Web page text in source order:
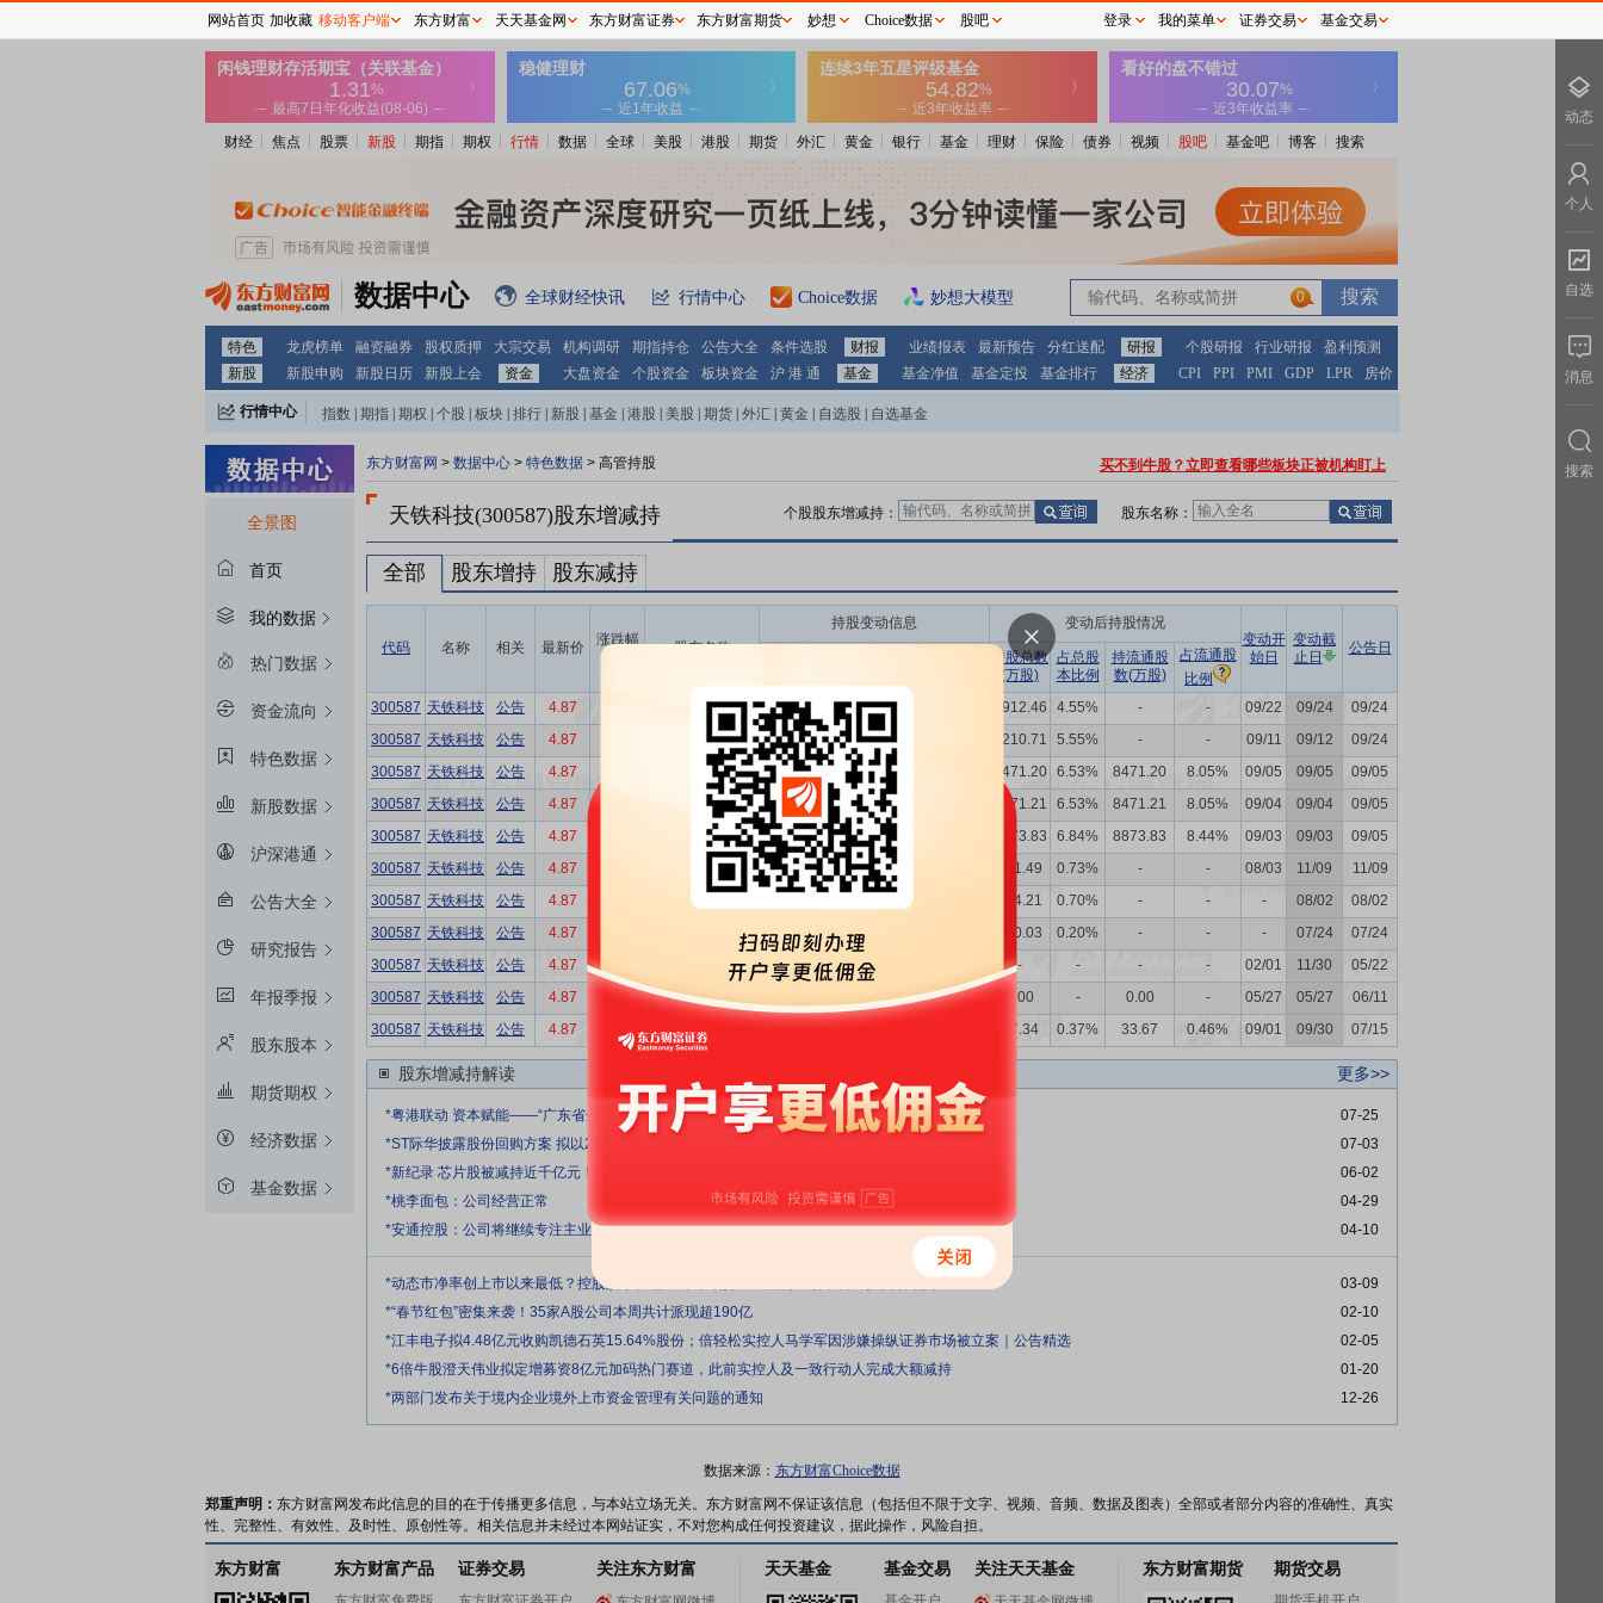
财经 焦点 股票 新股 期指 期权 行情 数据 全球 美股 港股 期货 外汇 黄金 银行 基金 理财 保险 债券 视频 股吧 基金吧 博客 搜索
数据中心 全球财经快讯 行情中心 Choice数据 妙想大模型 0
特色 龙虎榜单 融资融券 股权质押 大宗交易 机构调研 期指持仓 公告大全 条件选股 财报 业绩报表 最新预告 分红送配 研报 个股研报 行业研报
盈利预测
新股
新股申购 新股日历 新股上会 资金 大盘资金 个股资金 板块资金 沪 港 通 基金 基金净值 基金定投 基金排行 经济 CPI PPI PMI GDP LPR 房价
行情中心 指数 期指 期权 个股 板块 排行 新股 基金 港股 美股 期货 外汇 黄金 自选股 自选基金
全景图
首页
我的数据
热门数据
资金流向
特色数据
新股数据
沪深港通
公告大全
研究报告
年报季报
股东股本
期货期权
经济数据
基金数据
东方财富网 > 数据中心 > 特色数据 > 高管持股 买不到牛股？立即查看哪些板块正被机构盯上
天铁科技(300587)股东增减持 股东名称：
个股股东增减持：
全部 股东增持 股东减持
代码 名称 相关 最新价
涨跌幅
股东名称
持股变动信息
变动后持股情况
变动开
始日
变动截
止日
公告日
持股总数
(万股)
占总股
本比例
持流通股
数(万股)
占流通股
比例
300587 天铁科技 公告 4.87 王美雨 减持 1298.25 1.00% 5912.46 4.55% - - 09/22 09/24
09/24
300587 天铁科技 公告 4.87 王美雨 减持 1260.49 0.97% 7210.71 5.55% - - 09/11 09/12
09/24
300587 天铁科技 公告 4.87 王美雨 减持 0.01 0.00% 8471.20 6.53% 8471.20 8.05% 09/05 09/05
09/05
300587 天铁科技 公告 4.87 王美雨 减持 402.62 0.31% 8471.21 6.53% 8471.21 8.05% 09/04 09/04
09/05
300587 天铁科技 公告 4.87 王美雨 减持 933.42 0.72% 8873.83 6.84% 8873.83 8.44% 09/03 09/03
09/05
300587 天铁科技 公告 4.87 核心管理人员(... 增持 37.28 0.03% 791.49 0.73% - - 08/03 11/09
11/09
300587 天铁科技 公告 4.87 核心管理人员(... 0.27% 754.21 0.70% - - - 08/02
08/02
300587 天铁科技 公告 4.87 核心管理人员(8... 增持 79.19 220.03 0.20% - - - 07/24
07/24
300587 天铁科技 公告 4.87 减持 9.72 - - - - 02/01 11/30
05/22
300587 天铁科技 公告 4.87 3.62 汤凯 0.20% 0.24% 0.00 - 0.00 - 05/27 05/27
06/11
300587 天铁科技 公告 4.87 3.62 汤凯 67.34 0.37% 33.67 0.46% 09/01 09/30 07/15
股东增减持解读 更多>>
*粤港联动 资本赋能——“广东省企业赴港交所IPO政策宣介会”在广州举办
07-25
*ST际华披露股份回购方案 拟以2亿元—4亿元自有资金回购股份稳定股价
07-03
*新纪录 芯片股被减持近千亿元！减持≠下跌 产业长牛不惧风浪（附名单）
06-02
*桃李面包：公司经营正常
04-29
*安通控股：公司将继续专注主业，增强业务优势
04-10
*动态市净率创上市以来最低？控股股东长达11年未增持？金融街互动平台遭投资者诘问
03-09
*“春节红包”密集来袭！35家A股公司本周共计派现超190亿
02-10
*江丰电子拟4.48亿元收购凯德石英15.64%股份；倍轻松实控人马学军因涉嫌操纵证券市场被立案｜公告精选
02-05
*6倍牛股澄天伟业拟定增募资8亿元加码热门赛道，此前实控人及一致行动人完成大额减持
01-20
*两部门发布关于境内企业境外上市资金管理有关问题的通知
12-26
数据来源： 东方财富Choice数据
郑重声明： 东方财富网发布此信息的目的在于传播更多信息，与本站立场无关。东方财富网不保证该信息（包括但不限于文字、视频、音频、数据及图表）全部或者部分内容的准确性、真实
性、完整性、有效性、及时性、原创性等。相关信息并未经过本网站证实，不对您构成任何投资建议，据此操作，风险自担。
东方财富 东方财富产品 证券交易 关注东方财富 天天基金 基金交易 关注天天基金 东方财富期货 期货交易
网站首页 加收藏 移动客户端 东方财富 天天基金网 东方财富证券 东方财富期货 妙想 Choice数据 股吧 登录 我的菜单 证券交易 基金交易
动态
个人
自选
消息
搜索